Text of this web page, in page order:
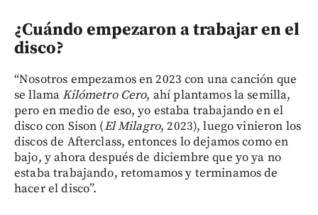
¿Cuándo empezaron a trabajar en el
disco?
“Nosotros empezamos en 2023 con una canción que
se llamaKilómetro Cero, ahí plantamos la semilla,
pero en medio de eso, yo estaba trabajando en el
disco con Sison (El Milagro, 2023), luego vinieron los
discos de Afterclass, entonces lo dejamos como en
bajo, y ahora después de diciembre que yo ya no
estaba trabajando, retomamos y terminamos de
hacer el disco”.